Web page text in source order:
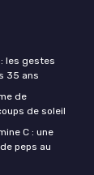
les gestes
35 ans
de
de soleil
C : une
peps au